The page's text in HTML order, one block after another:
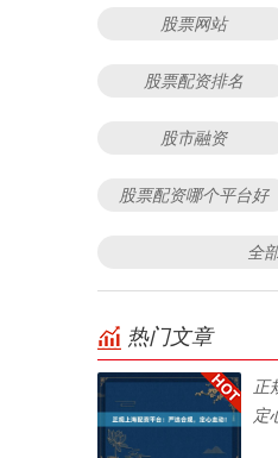
股票网站
股票配资排名
股市融资
股票配资哪个平台好
全
热门文章
正
定